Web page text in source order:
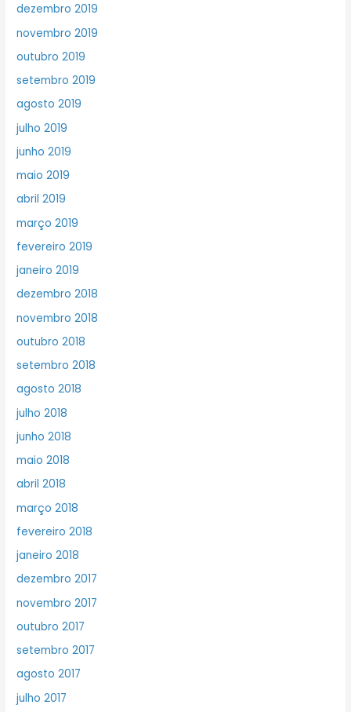
dezembro 2019
novembro 2019
outubro 2019
setembro 2019
agosto 2019
julho 2019
junho 2019
maio 2019
abril 2019
março 2019
fevereiro 2019
janeiro 2019
dezembro 2018
novembro 2018
outubro 2018
setembro 2018
agosto 2018
julho 2018
junho 2018
maio 2018
abril 2018
março 2018
fevereiro 2018
janeiro 2018
dezembro 2017
novembro 2017
outubro 2017
setembro 2017
agosto 2017
julho 2017